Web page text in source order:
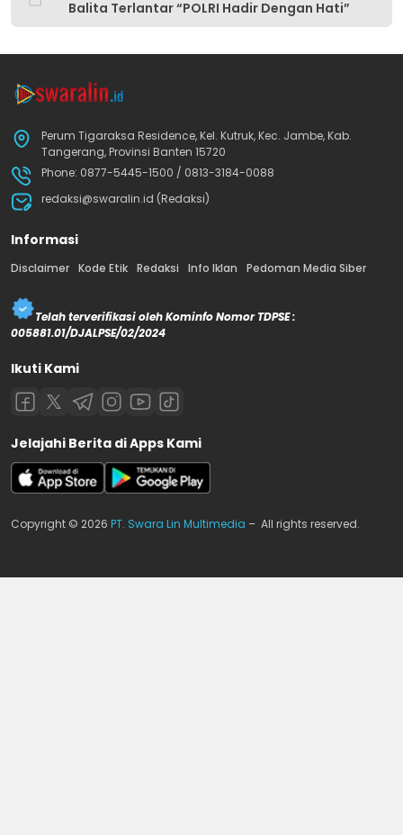
Balita Terlantar “POLRI Hadir Dengan Hati”
Perum Tigaraksa Residence, Kel. Kutruk, Kec. Jambe, Kab.
Tangerang, Provinsi Banten 15720
Phone: 0877-5445-1500 / 0813-3184-0088
redaksi@swaralin.id (Redaksi)
Informasi
Disclaimer Kode Etik Redaksi Info Iklan Pedoman Media Siber
Telah terverifikasi oleh Kominfo Nomor TDPSE :
005881.01/DJALPSE/02/2024
Ikuti Kami
Jelajahi Berita di Apps Kami
Copyright © 2026 PT. Swara Lin Multimedia – All rights reserved.